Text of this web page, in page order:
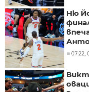
Ню
07:22,